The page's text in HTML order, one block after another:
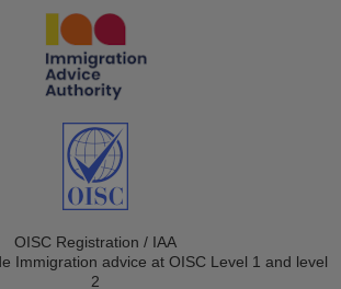
OISC Registration / IAA
Immigration advice at OISC Level 1 and level
2